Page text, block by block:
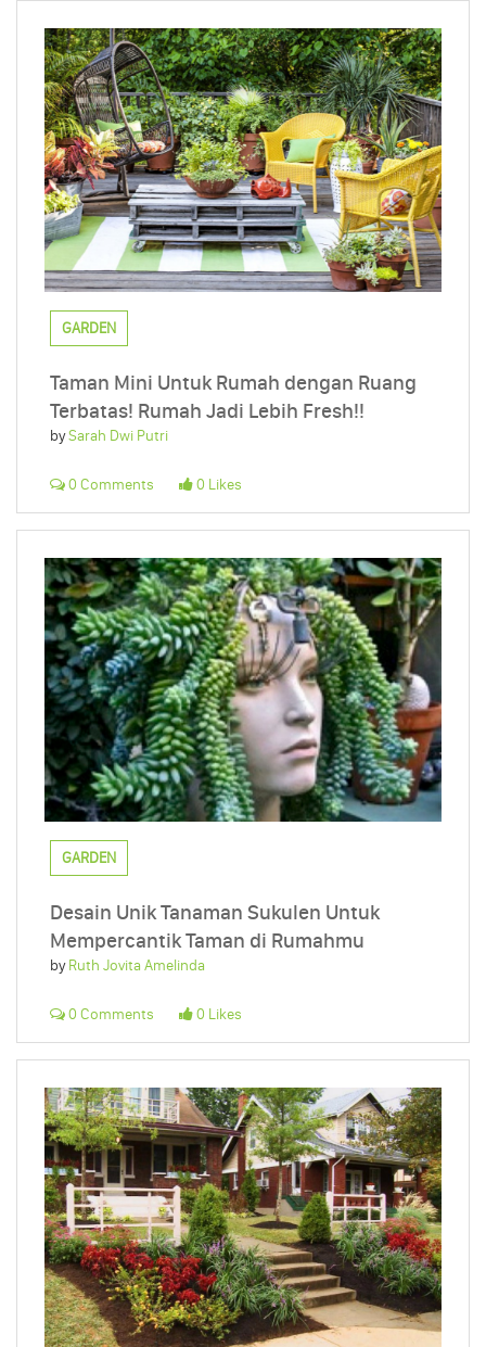
GARDEN
Taman Mini Untuk Rumah dengan Ruang
Terbatas! Rumah Jadi Lebih Fresh!!
bySarah Dwi Putri
0 Comments 0 Likes
GARDEN
Desain Unik Tanaman Sukulen Untuk
Mempercantik Taman di Rumahmu
byRuth Jovita Amelinda
0 Comments 0 Likes